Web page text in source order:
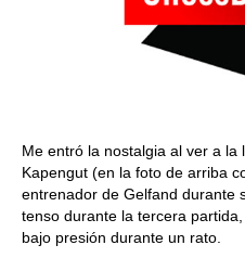
Me entró la nostalgia al ver a la
Kapengut (en la foto de arriba
entrenador de Gelfand durante
tenso durante la tercera
bajo presión durante un rato.